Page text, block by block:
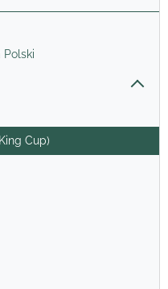
Polski
Cup)